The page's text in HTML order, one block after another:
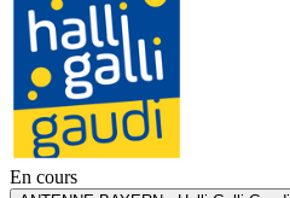
En cours